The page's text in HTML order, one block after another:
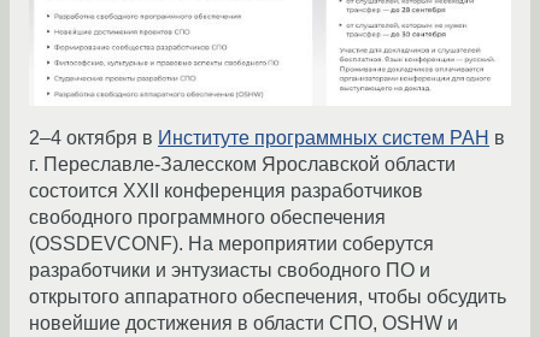
2–4 октября в Институте программных систем РАН в
г. Переславле-Залесском Ярославской области
состоится XXII конференция разработчиков
свободного программного обеспечения
(OSSDEVCONF). На мероприятии соберутся
разработчики и энтузиасты свободного ПО и
открытого аппаратного обеспечения, чтобы обсудить
новейшие достижения в области СПО, OSHW и